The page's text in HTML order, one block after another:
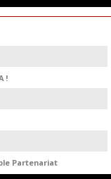
!
Partenariat